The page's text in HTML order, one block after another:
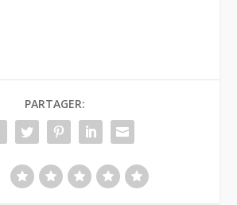
PARTAGER: